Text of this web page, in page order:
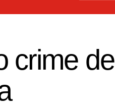
crime de